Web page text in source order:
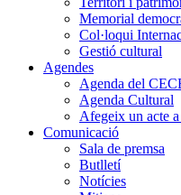
Memorial
Col·loqui
Gestió cultural
Agendes
Agenda del
Agenda Cultural
Afegeix un acte
Comunicació
Sala de premsa
Butlletí
Notícies